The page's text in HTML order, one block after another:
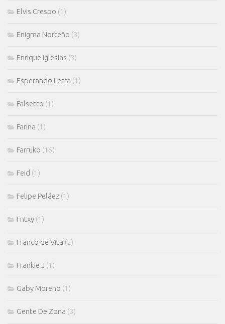
Elvis Crespo (1)
Enigma Norteño (3)
Enrique Iglesias (3)
Esperando Letra (1)
Falsetto (1)
Farina (1)
Farruko (16)
Feid (1)
Felipe Peláez (1)
Fntxy (1)
Franco de Vita (2)
Frankie J (1)
Gaby Moreno (1)
Gente De Zona (3)